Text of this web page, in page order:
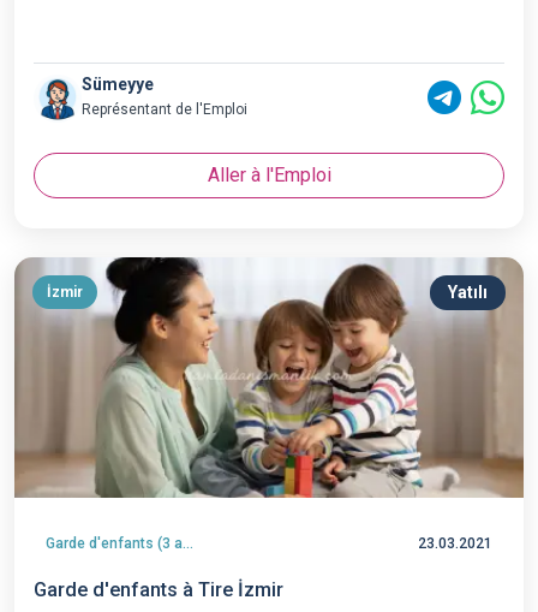
Sümeyye
Représentant de l'Emploi
Aller à l'Emploi
İzmir Yatılı
Garde d'enfants (3 ans et plus) 23.03.2021
Garde d'enfants à Tire İzmir